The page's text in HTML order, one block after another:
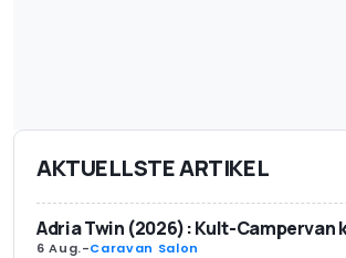
AKTUELLSTE ARTIKEL
Adria Twin (2026): Kult-Campervan
6 Aug.-Caravan Salon